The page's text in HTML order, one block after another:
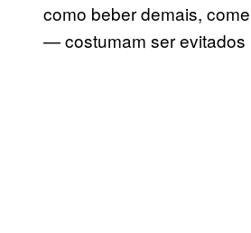
como beber demais,
— costumam ser evitados